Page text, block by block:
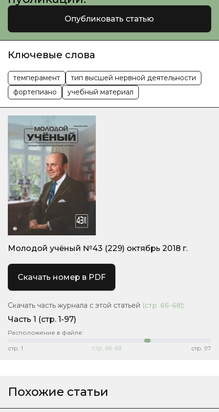
Опубликовать статью
Ключевые слова
темперамент
тип высшей нервной деятельности
фортепиано
учебный материал
Молодой учёный №43 (229) октябрь 2018 г.
Скачать номер в PDF
Скачать часть журнала с этой статьей (стр. 66-68):
Часть 1 (стр. 1-97)
Расположение в файле:
стр. 1 стр. 66-68 стр. 97
Похожие статьи